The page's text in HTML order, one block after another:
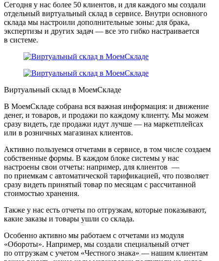
Сегодня у нас более 50 клиентов, и для каждого мы создали
отдельный виртуальный склад в сервисе. Внутри основного
склада мы настроили дополнительные зоны: для брака,
экспертизы и других задач — все это гибко настраивается
в системе.
Виртуальный склад в МоемСкладе
В МоемСкладе собрана вся важная информация: и движение
денег, и товаров, и продажи по каждому клиенту. Мы можем
сразу видеть, где продажи идут лучше — на маркетплейсах
или в розничных магазинах клиентов.
Активно пользуемся отчетами в сервисе, в том числе создаем
собственные формы. В каждом блоке системы у нас
настроены свои отчеты: например, для клиентов —
по приемкам с автоматической тарификацией, что позволяет
сразу видеть принятый товар по месяцам с рассчитанной
стоимостью хранения.
Также у нас есть отчеты по отгрузкам, которые показывают,
какие заказы и товары ушли со склада.
Особенно активно мы работаем с отчетами из модуля
«Обороты». Например, мы создали специальный отчет
по отгрузкам с учетом «Честного знака» — нашим клиентам